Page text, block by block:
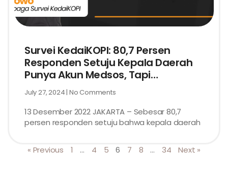
Survei KedaiKOPI: 80,7 Persen
Responden Setuju Kepala Daerah
Punya Akun Medsos, Tapi…
July 27, 2024 No Comments
13 Desember 2022 JAKARTA – Sebesar 80,7
persen responden setuju bahwa kepala daerah
« Previous 1 … 4 5 6 7 8 … 34 Next »